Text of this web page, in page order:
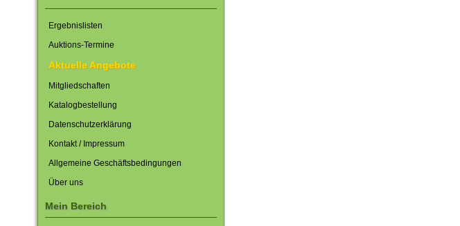
Ergebnislisten
Auktions-Termine
Aktuelle Angebote
Mitgliedschaften
Katalogbestellung
Datenschutzerklärung
Kontakt / Impressum
Allgemeine Geschäftsbedingungen
Über uns
Mein Bereich